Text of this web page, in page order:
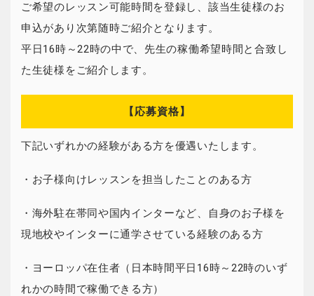
ご希望のレッスン可能時間を登録し、該当生徒様のお
申込があり次第随時ご紹介となります。
平日16時～22時の中で、先生の稼働希望時間と合致し
た生徒様をご紹介します。
【応募資格】
下記いずれかの経験がある方を優遇いたします。
・お子様向けレッスンを担当したことのある方
・海外駐在帯同や国内インターなど、自身のお子様を
現地校やインターに通学させている経験のある方
・ヨーロッパ在住者（日本時間平日16時～22時のいず
れかの時間で稼働できる方）